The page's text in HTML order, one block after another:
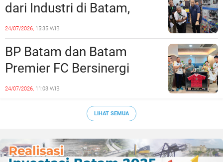
dari Industri di Batam,
Siapkan Lulusan Siap Kerja
Era Digital
24/07/2026, 15:35 WIB
BP Batam dan Batam
Premier FC Bersinergi
Cetak Generasi Emas
24/07/2026, 11:03 WIB
LIHAT SEMUA